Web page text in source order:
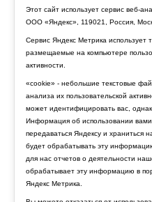
Этот сайт использует сервис веб-
ООО «Яндекс», 119021, Россия,
Сервис Яндекс Метрика
размещаемые на компьютере
активности.
«cookie» - небольшие текстовые
анализа их пользовательской
может идентифицировать вас,
Информация об использовании
передаваться Яндексу и храниться
будет обрабатывать эту
для нас отчетов о деятельности
обрабатывает эту информацию в
Яндекс Метрика.